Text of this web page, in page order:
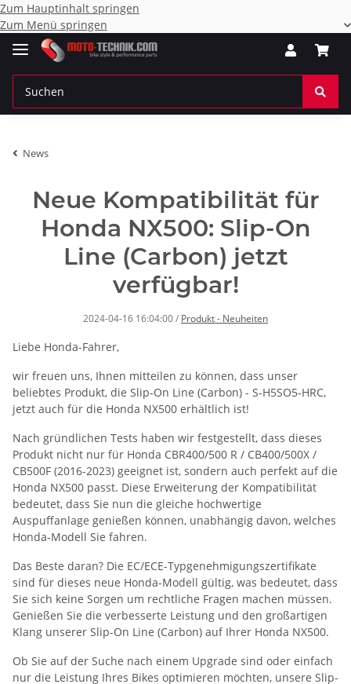
Zum Hauptinhalt springen
Zum Menü springen
News
Neue Kompatibilität für
Honda NX500: Slip-On
Line (Carbon) jetzt
verfügbar!
2024-04-16 16:04:00/ Produkt - Neuheiten
Liebe Honda-Fahrer,
wir freuen uns, Ihnen mitteilen zu können, dass unser
beliebtes Produkt, die Slip-On Line (Carbon) - S-H5SO5-HRC,
jetzt auch für die Honda NX500 erhältlich ist!
Nach gründlichen Tests haben wir festgestellt, dass dieses
Produkt nicht nur für Honda CBR400/500 R / CB400/500X /
CB500F (2016-2023) geeignet ist, sondern auch perfekt auf die
Honda NX500 passt. Diese Erweiterung der Kompatibilität
bedeutet, dass Sie nun die gleiche hochwertige
Auspuffanlage genießen können, unabhängig davon, welches
Honda-Modell Sie fahren.
Das Beste daran? Die EC/ECE-Typgenehmigungszertifikate
sind für dieses neue Honda-Modell gültig, was bedeutet, dass
Sie sich keine Sorgen um rechtliche Fragen machen müssen.
Genießen Sie die verbesserte Leistung und den großartigen
Klang unserer Slip-On Line (Carbon) auf Ihrer Honda NX500.
Ob Sie auf der Suche nach einem Upgrade sind oder einfach
nur die Leistung Ihres Bikes optimieren möchten, unsere Slip-